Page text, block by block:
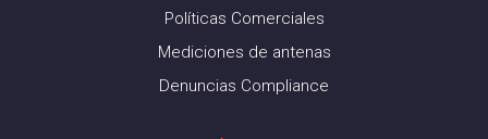
Políticas Comerciales
Mediciones de antenas
Denuncias Compliance